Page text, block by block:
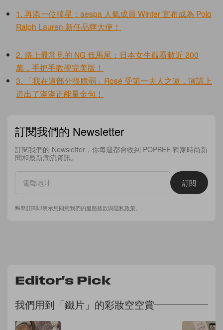
1. 再添一位韓星：aespa 人氣成員 Winter 宣布成為 Polo
Ralph Lauren 新任品牌大使！
2. 路上最常見的 NG 低馬尾：日本女生觀看數近 200
萬，手把手教學完美版！
3. 「我在這部分很脆弱」Rosé 受第一夫人之邀，演講上
道出了滿滿正能量金句！
訂閱我們的 Newsletter
訂閱我們的 Newsletter，你每週都會收到 POPBEE 獨家時尚新
聞和最新潮流資訊。
訂閱
點擊訂閱即表示您同意我們的服務條款與隱私政策。
Editor's Pick
我們用到「鐵片」的彩妝空空賞